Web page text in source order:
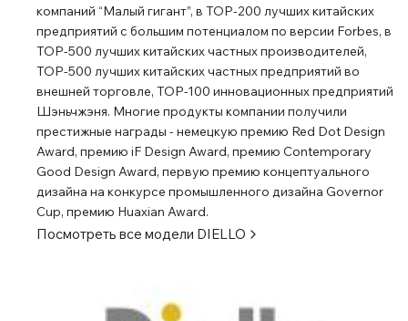
компаний “Малый гигант”, в TOP-200 лучших китайских
предприятий с большим потенциалом по версии Forbes, в
TOP-500 лучших китайских частных производителей,
TOP-500 лучших китайских частных предприятий во
внешней торговле, TOP-100 инновационных предприятий
Шэньчжэня. Многие продукты компании получили
престижные награды - немецкую премию Red Dot Design
Award, премию iF Design Award, премию Contemporary
Good Design Award, первую премию концептуального
дизайна на конкурсе промышленного дизайна Governor
Cup, премию Huaxian Award.
Посмотреть все модели DIELLO